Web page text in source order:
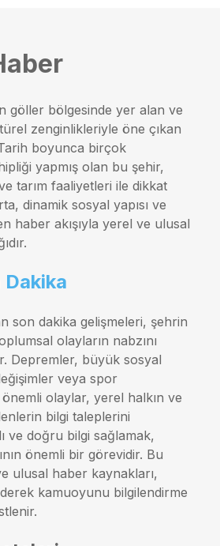
göller bölgesinde yer alan ve
zenginlikleriyle öne çıkan
boyunca birçok
yapmış olan bu şehir,
tarım faaliyetleri ile dikkat
dinamik sosyal yapısı ve
haber akışıyla yerel ve ulusal
son dakika gelişmeleri, şehrin
olayların nabzını
Depremler, büyük sosyal
veya spor
olaylar, yerel halkın ve
bilgi taleplerini
ve doğru bilgi sağlamak,
önemli bir görevidir. Bu
ulusal haber kaynakları,
kamuoyunu bilgilendirme